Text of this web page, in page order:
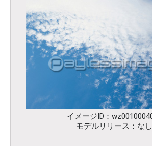
イメージID：
モデルリリース：なし